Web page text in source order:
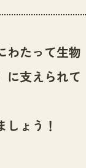
わたって生物
に支えられて
ょう！